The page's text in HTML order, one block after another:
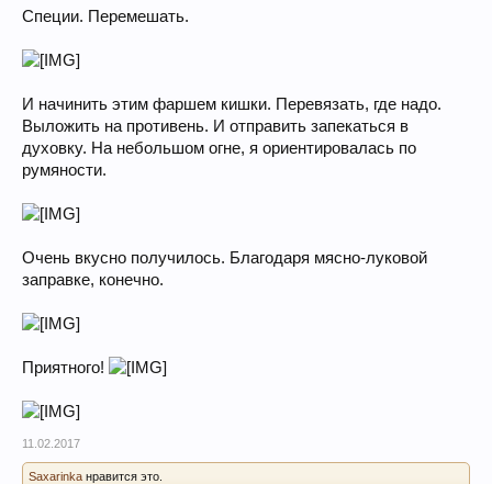
Специи. Перемешать.
И начинить этим фаршем кишки. Перевязать, где надо.
Выложить на противень. И отправить запекаться в
духовку. На небольшом огне, я ориентировалась по
румяности.
Очень вкусно получилось. Благодаря мясно-луковой
заправке, конечно.
Приятного!
11.02.2017
Saxarinka нравится это.